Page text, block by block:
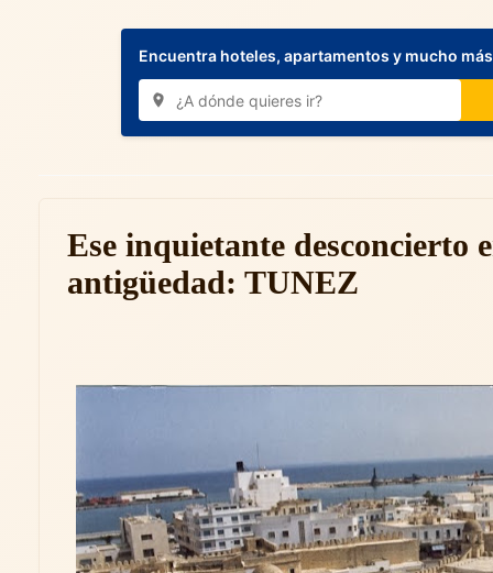
Encuentra hoteles, apartamentos y mucho
Ese inquietante desconcierto
antigüedad: TUNEZ